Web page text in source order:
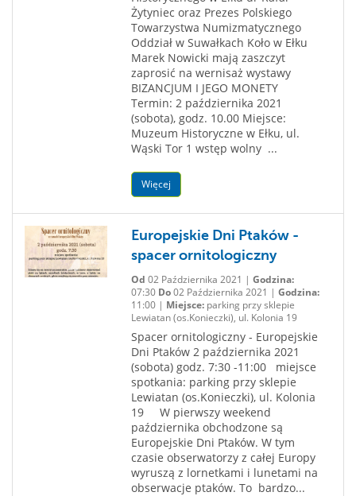
Żytyniec oraz Prezes Polskiego
Towarzystwa Numizmatycznego
Oddział w Suwałkach Koło w Ełku
Marek Nowicki mają zaszczyt
zaprosić na wernisaż wystawy
BIZANCJUM I JEGO MONETY
Termin: 2 października 2021
(sobota), godz. 10.00 Miejsce:
Muzeum Historyczne w Ełku, ul.
Wąski Tor 1 wstęp wolny ...
Więcej
Europejskie Dni Ptaków -
spacer ornitologiczny
Od 02 Października 2021 | Godzina:
07:30 Do02 Października 2021 | Godzina:
11:00 | Miejsce:parking przy sklepie
Lewiatan (os.Konieczki), ul. Kolonia 19
Spacer ornitologiczny - Europejskie
Dni Ptaków 2 października 2021
(sobota) godz. 7:30 -11:00 miejsce
spotkania: parking przy sklepie
Lewiatan (os.Konieczki), ul. Kolonia
19 W pierwszy weekend
października obchodzone są
Europejskie Dni Ptaków. W tym
czasie obserwatorzy z całej Europy
wyruszą z lornetkami i lunetami na
obserwacje ptaków. To bardzo...